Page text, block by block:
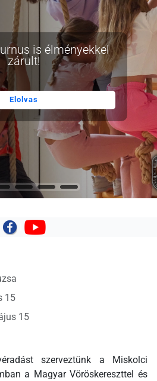
is élményekkel
zárult!
Elolvas
15
15
szerveztünk a Miskolci
a Magyar Vöröskereszttel és